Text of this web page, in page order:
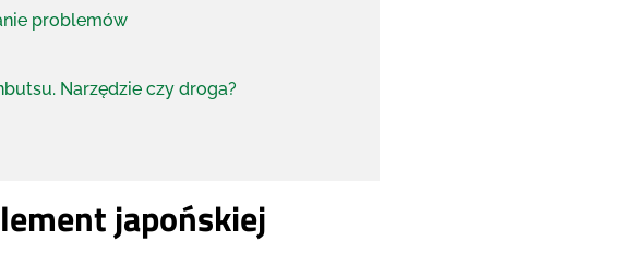
problemów
Narzędzie czy droga?
japońskiej